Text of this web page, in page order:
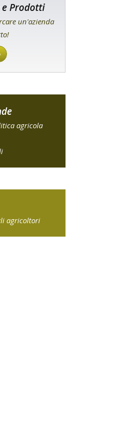
e Prodotti
un'azienda
agricola
agricoltori